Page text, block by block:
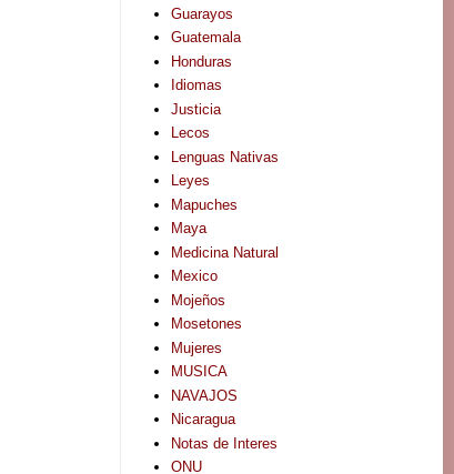
Guarayos
Guatemala
Honduras
Idiomas
Justicia
Lecos
Lenguas Nativas
Leyes
Mapuches
Maya
Medicina Natural
Mexico
Mojeños
Mosetones
Mujeres
MUSICA
NAVAJOS
Nicaragua
Notas de Interes
ONU